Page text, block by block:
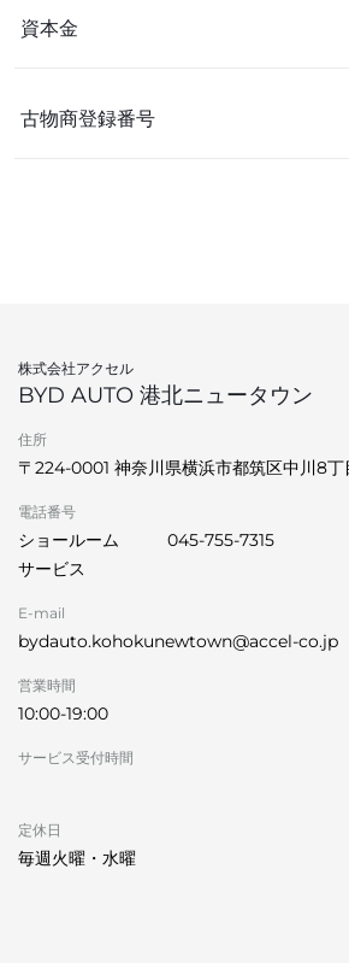
資本金
古物商登録番号
株式会社アクセル
BYD AUTO 港北ニュータウン
住所
〒224-0001 神奈川県横浜市都筑区中川8丁
電話番号
ショールーム
045-755-7315
サービス
E-mail
bydauto.kohokunewtown@accel-co.jp
営業時間
10:00-19:00
サービス受付時間
定休日
毎週火曜・水曜